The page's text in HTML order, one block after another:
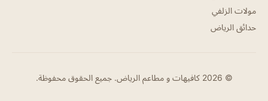
مولات الزلفي
حدائق الرياض
© 2026 كافيهات و مطاعم الرياض. جميع الحقوق محفوظة.